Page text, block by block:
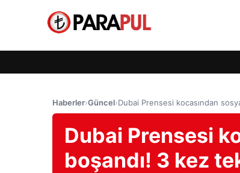
Haberler›Güncel›Dubai Prensesi kocasından
Dubai Prensesi
boşandı! 3 kez